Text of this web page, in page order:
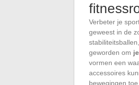
Verbeter je
geweest in de
geworden om
vormen een
accessoires
bewegingen